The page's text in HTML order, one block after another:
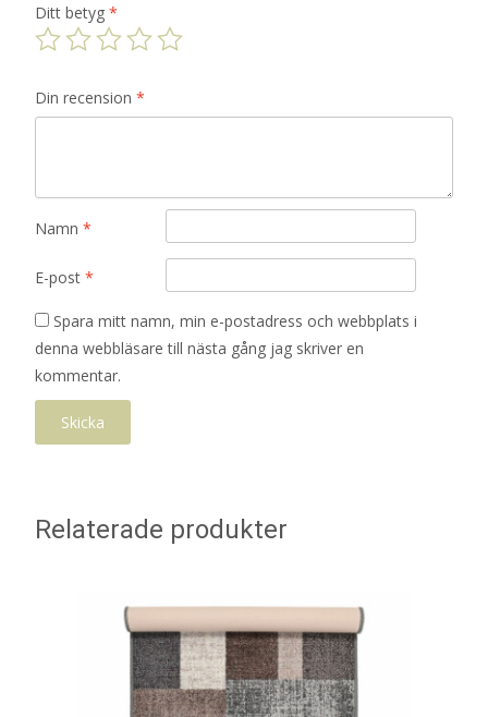
Ditt betyg *
Din recension *
Namn *
E-post *
Spara mitt namn, min e-postadress och webbplats i
denna webbläsare till nästa gång jag skriver en
kommentar.
Relaterade produkter